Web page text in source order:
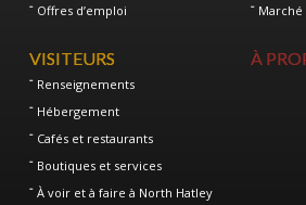
Offres d’emploi
VISITEURS
Renseignements
Hébergement
Cafés et restaurants
Boutiques et services
À voir et à faire à North Hatley
À